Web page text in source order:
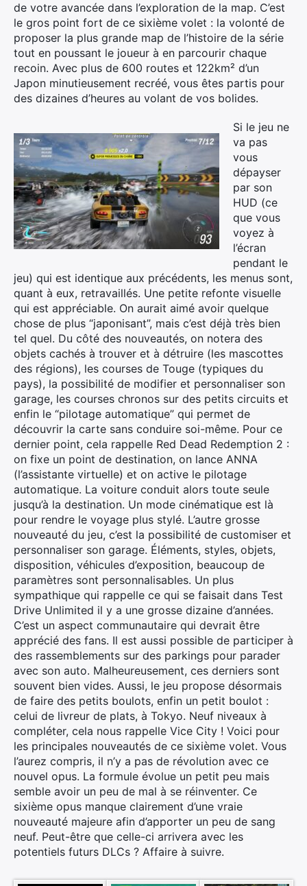
de votre avancée dans l’exploration de la map. C’est
le gros point fort de ce sixième volet : la volonté de
proposer la plus grande map de l’histoire de la série
tout en poussant le joueur à en parcourir chaque
recoin. Avec plus de 600 routes et 122km² d’un
Japon minutieusement recréé, vous êtes partis pour
des dizaines d’heures au volant de vos bolides.
Si le jeu ne
va pas
vous
dépayser
par son
HUD (ce
que vous
voyez à
l’écran
pendant le
jeu) qui est identique aux précédents, les menus sont,
quant à eux, retravaillés. Une petite refonte visuelle
qui est appréciable. On aurait aimé avoir quelque
chose de plus “japonisant”, mais c’est déjà très bien
tel quel. Du côté des nouveautés, on notera des
objets cachés à trouver et à détruire (les mascottes
des régions), les courses de Touge (typiques du
pays), la possibilité de modifier et personnaliser son
garage, les courses chronos sur des petits circuits et
enfin le “pilotage automatique” qui permet de
découvrir la carte sans conduire soi-même. Pour ce
dernier point, cela rappelle Red Dead Redemption 2 :
on fixe un point de destination, on lance ANNA
(l’assistante virtuelle) et on active le pilotage
automatique. La voiture conduit alors toute seule
jusqu’à la destination. Un mode cinématique est là
pour rendre le voyage plus stylé. L’autre grosse
nouveauté du jeu, c’est la possibilité de customiser et
personnaliser son garage. Éléments, styles, objets,
disposition, véhicules d’exposition, beaucoup de
paramètres sont personnalisables. Un plus
sympathique qui rappelle ce qui se faisait dans Test
Drive Unlimited il y a une grosse dizaine d’années.
C’est un aspect communautaire qui devrait être
apprécié des fans. Il est aussi possible de participer à
des rassemblements sur des parkings pour parader
avec son auto. Malheureusement, ces derniers sont
souvent bien vides. Aussi, le jeu propose désormais
de faire des petits boulots, enfin un petit boulot :
celui de livreur de plats, à Tokyo. Neuf niveaux à
compléter, cela nous rappelle Vice City ! Voici pour
les principales nouveautés de ce sixième volet. Vous
l’aurez compris, il n’y a pas de révolution avec ce
nouvel opus. La formule évolue un petit peu mais
semble avoir un peu de mal à se réinventer. Ce
sixième opus manque clairement d’une vraie
nouveauté majeure afin d’apporter un peu de sang
neuf. Peut-être que celle-ci arrivera avec les
potentiels futurs DLCs ? Affaire à suivre.